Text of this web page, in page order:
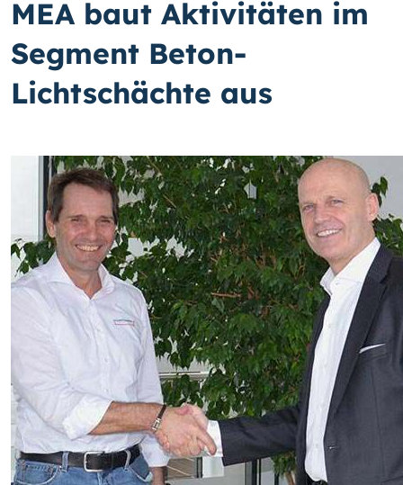
MEA baut Aktivitäten im
Segment Beton-
Lichtschächte aus